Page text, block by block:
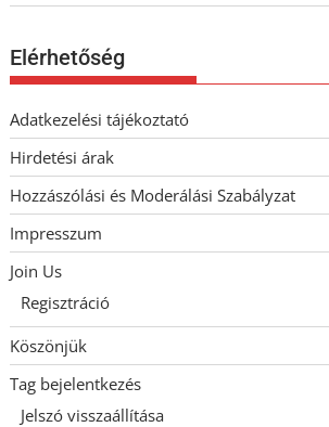
Elérhetőség
Adatkezelési tájékoztató
Hirdetési árak
Hozzászólási és Moderálási Szabályzat
Impresszum
Join Us
Regisztráció
Köszönjük
Tag bejelentkezés
Jelszó visszaállítása